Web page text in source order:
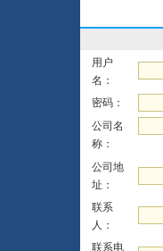
用户
名：
密码：
公司名
称：
公司地
址：
联系
人：
联系电